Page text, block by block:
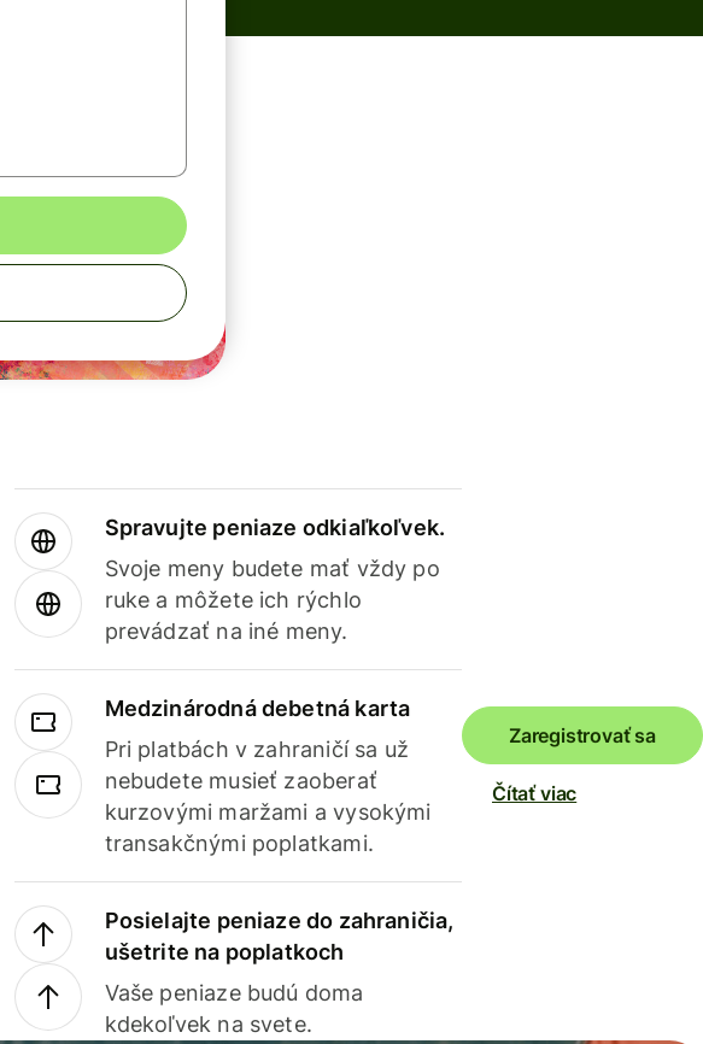
Spravujte peniaze odkiaľkoľvek.
Svoje meny budete mať vždy po
ruke a môžete ich rýchlo
prevádzať na iné meny.
Medzinárodná debetná karta
Pri platbách v zahraničí sa už
nebudete musieť zaoberať
kurzovými maržami a vysokými
transakčnými poplatkami.
Posielajte peniaze do zahraničia,
ušetrite na poplatkoch
Vaše peniaze budú doma
kdekoľvek na svete.
Zaregistrovať sa
Čítať viac